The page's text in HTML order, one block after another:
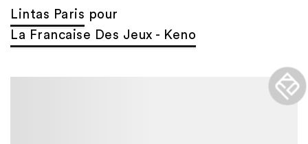
Lintas Paris pour
La Francaise Des Jeux - Keno